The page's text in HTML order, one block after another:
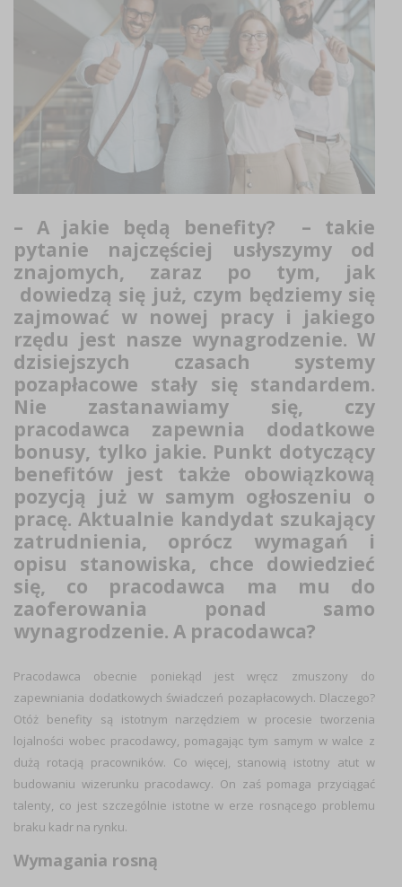
– A jakie będą benefity? – takie
pytanie najczęściej usłyszymy od
znajomych, zaraz po tym, jak
dowiedzą się już, czym będziemy się
zajmować w nowej pracy i jakiego
rzędu jest nasze wynagrodzenie. W
dzisiejszych czasach systemy
pozapłacowe stały się standardem.
Nie zastanawiamy się, czy
pracodawca zapewnia dodatkowe
bonusy, tylko jakie. Punkt dotyczący
benefitów jest także obowiązkową
pozycją już w samym ogłoszeniu o
pracę. Aktualnie kandydat szukający
zatrudnienia, oprócz wymagań i
opisu stanowiska, chce dowiedzieć
się, co pracodawca ma mu do
zaoferowania ponad samo
wynagrodzenie. A pracodawca?
Pracodawca obecnie poniekąd jest wręcz zmuszony do
zapewniania dodatkowych świadczeń pozapłacowych. Dlaczego?
Otóż benefity są istotnym narzędziem w procesie tworzenia
lojalności wobec pracodawcy, pomagając tym samym w walce z
dużą rotacją pracowników. Co więcej, stanowią istotny atut w
budowaniu wizerunku pracodawcy. On zaś pomaga przyciągać
talenty, co jest szczególnie istotne w erze rosnącego problemu
braku kadr na rynku.
Wymagania rosną